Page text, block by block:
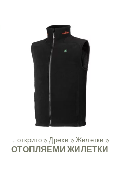
Дейности на открито ‪»Дрехи ‪»Жилетки ‪»
ОТОПЛЯЕМИ ЖИЛЕТКИ